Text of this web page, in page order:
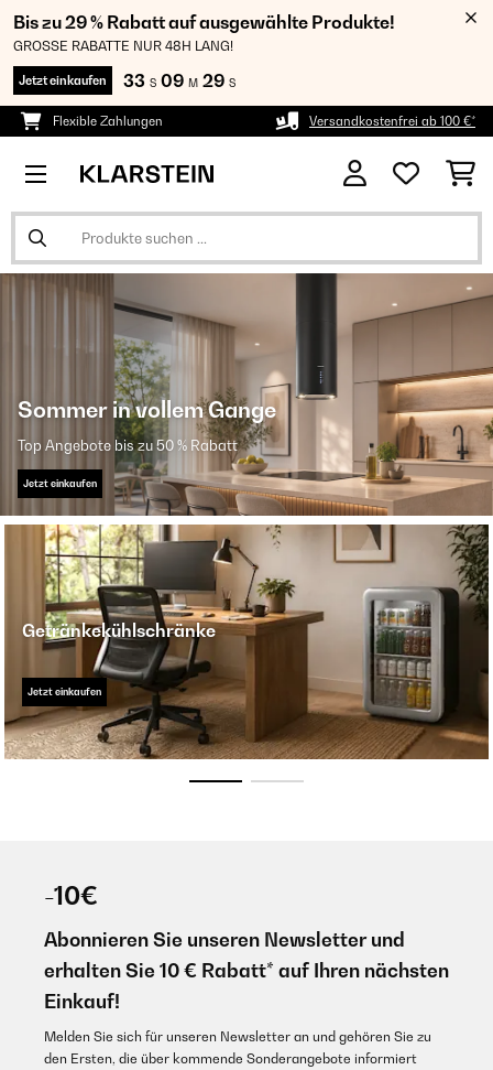
Bis zu 29 % Rabatt auf ausgewählte Produkte!
GROSSE RABATTE NUR 48H LANG!
Jetzt einkaufen 33 S 09 M 28 S
Flexible Zahlungen Versandkostenfrei ab 100 €*
Sommer in vollem Gange
Top Angebote bis zu 50 % Rabatt
Jetzt einkaufen
Getränkekühlschränke
Jetzt einkaufen
-10€
Abonnieren Sie unseren Newsletter und
erhalten Sie 10 € Rabatt* auf Ihren nächsten
Einkauf!
Melden Sie sich für unseren Newsletter an und gehören Sie zu
den Ersten, die über kommende Sonderangebote informiert